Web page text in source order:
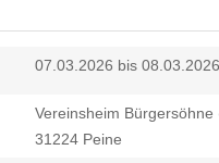
07.03.2026 bis 08.03.2026
Vereinsheim
31224 Peine